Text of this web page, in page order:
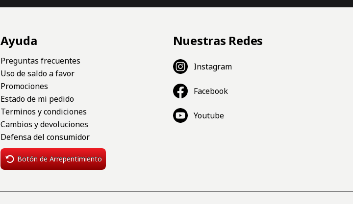
Ayuda
Preguntas frecuentes
Uso de saldo a favor
Promociones
Estado de mi pedido
Terminos y condiciones
Cambios y devoluciones
Defensa del consumidor
Nuestras Redes
Instagram
Facebook
Youtube